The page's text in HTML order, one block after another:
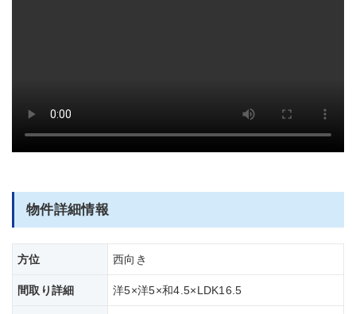
部屋全体
物件詳細情報
方位 西向き
間取り詳細 洋5×洋5×和4.5×LDK16.5